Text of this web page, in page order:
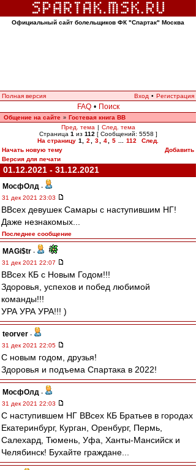
Официальный сайт болельщиков ФК "Спартак" Москва
Полная версия Вход • Регистрация
FAQ • Поиск
Общение на сайте » Гостевая книга ВВ
Пред. тема | След. тема
Страница 1 из 112 [ Сообщений: 5558 ]
На страницу 1 2 3 4 5 112
След.
Начать новую тему
Добавить
Версия для печати
01.12.2021 - 31.12.2021
МосфОлд -
31 дек 2021 23:03
ВВсех девушек Самары с наступившим НГ!
Даже незнакомых...
Последнее сообщение
MAGi$tr -
31 дек 2021 22:07
ВВсех КБ с Новым Годом!!!
Здоровья, успехов и побед любимой
команды!!!
УРА УРА УРА!!! )
teorver -
31 дек 2021 22:05
С новым годом, друзья!
Здоровья и подъема Спартака в 2022!
МосфОлд -
31 дек 2021 22:03
С наступившем НГ ВВсех КБ Братьев в городах
Екатеринбург, Курган, Оренбург, Пермь,
Салехард, Тюмень, Уфа, Ханты-Мансийск и
Челябинск! Бухайте граждане...